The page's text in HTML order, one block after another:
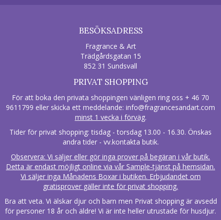
BESÖKSADRESS
Fragrance & Art
Trädgårdsgatan 15
852 31 Sundsvall
PRIVAT SHOPPING
För att boka den privata shoppingen vänligen ring oss + 46 70
9611799 eller skicka ett meddelande: info@fragrancesandart.com
minst 1 vecka i förväg.
Tider för privat shopping: tisdag - torsdag 13.00 - 16.30. Önskas
andra tider - vv.kontakta butik.
Observera: Vi säljer eller gör inga prover på begäran i vår butik.
Detta är endast möjligt online via vår Sample-tjänst på hemsidan.
Vi säljer inga Månadens Boxar i butiken. Erbjudandet om
gratisprover gäller inte för privat shopping.
Bra att veta. Vi älskar djur och barn men Privat shopping är avsedd
för personer 18 år och äldre! Vi är inte heller utrustade för husdjur.